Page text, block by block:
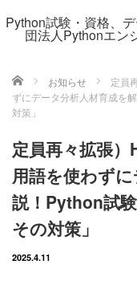
Python試験・資格、
団法人Pythonエン
ホーム お知らせ
定員
ずにデータ分析人材育成を
対策」
定員再々拡張
用語を使わず
説！Python試
その対策」
2025.4.11